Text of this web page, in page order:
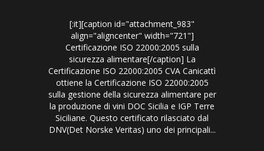
[:it][caption id="attachment_983"
align="aligncenter" width="721"]
Certificazione ISO 22000:2005 sulla
sicurezza alimentare[/caption] La
Certificazione ISO 22000:2005 CVA Canicattì
ottiene la Certificazione ISO 22000:2005
sulla gestione della sicurezza alimentare per
la produzione di vini DOC Sicilia e IGP Terre
Siciliane. Questo certificato rilasciato dal
DNV(Det Norske Veritas) uno dei principali...